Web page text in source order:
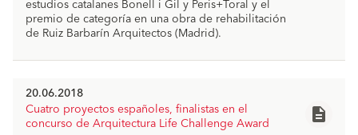
estudios catalanes Bonell i Gil y Peris+Toral y el
premio de categoría en una obra de rehabilitación
de Ruiz Barbarín Arquitectos (Madrid).
20.06.2018
Cuatro proyectos españoles, finalistas en el
concurso de Arquitectura Life Challenge Award
description